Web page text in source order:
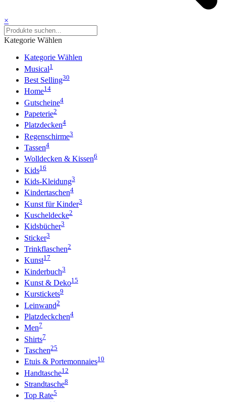
×
Kategorie Wählen
Kategorie Wählen
Musical1
Best Selling30
Home14
Gutscheine4
Papeterie2
Platzdecken4
Regenschirme3
Tassen4
Wolldecken & Kissen6
Kids16
Kids-Kleidung3
Kindertaschen4
Kunst für Kinder3
Kuscheldecke2
Kidsbücher3
Sticker3
Trinkflaschen2
Kunst17
Kinderbuch3
Kunst & Deko15
Kurstickets9
Leinwand2
Platzdeckchen4
Men7
Shirts7
Taschen25
Etuis & Portemonnaies10
Handtasche12
Strandtasche8
Top Rate5